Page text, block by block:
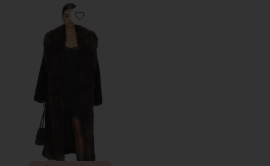
Favorite フェイクファー ベルテッド ジャケット